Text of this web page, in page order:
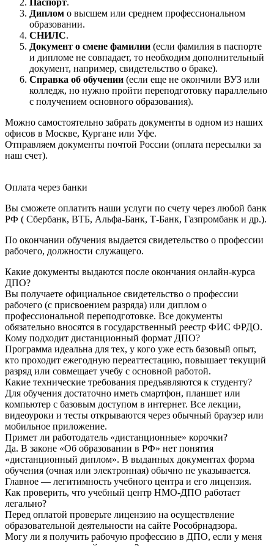
Паспорт.
Диплом о высшем или среднем профессиональном
образовании.
СНИЛС.
Документ о смене фамилии (если фамилия в паспорте
и дипломе не совпадает, то необходим дополнительный
документ, например, свидетельство о браке).
Справка об обучении (если еще не окончили ВУЗ или
колледж, но нужно пройти переподготовку параллельно
с получением основного образования).
Можно самостоятельно забрать документы в одном из наших
офисов в Москве, Кургане или Уфе.
Отправляем документы почтой России (оплата пересылки за
наш счет).
Оплата через банки
Вы сможете оплатить наши услуги по счету через любой банк
РФ ( Сбербанк, ВТБ, Альфа-Банк, Т-Банк, Газпромбанк и др.).
По окончании обучения выдается свидетельство о профессии
рабочего, должности служащего.
Какие документы выдаются после окончания онлайн-курса
ДПО?
Вы получаете официальное свидетельство о профессии
рабочего (с присвоением разряда) или диплом о
профессиональной переподготовке. Все документы
обязательно вносятся в государственный реестр ФИС ФРДО.
Кому подходит дистанционный формат ДПО?
Программа идеальна для тех, у кого уже есть базовый опыт,
кто проходит ежегодную переаттестацию, повышает текущий
разряд или совмещает учебу с основной работой.
Какие технические требования предъявляются к студенту?
Для обучения достаточно иметь смартфон, планшет или
компьютер с базовым доступом в интернет. Все лекции,
видеоуроки и тесты открываются через обычный браузер или
мобильное приложение.
Примет ли работодатель «дистанционные» корочки?
Да. В законе «Об образовании в РФ» нет понятия
«дистанционный диплом». В выданных документах форма
обучения (очная или электронная) обычно не указывается.
Главное — легитимность учебного центра и его лицензия.
Как проверить, что учебный центр НМО-ДПО работает
легально?
Перед оплатой проверьте лицензию на осуществление
образовательной деятельности на сайте Рособрнадзора.
Могу ли я получить рабочую профессию в ДПО, если у меня